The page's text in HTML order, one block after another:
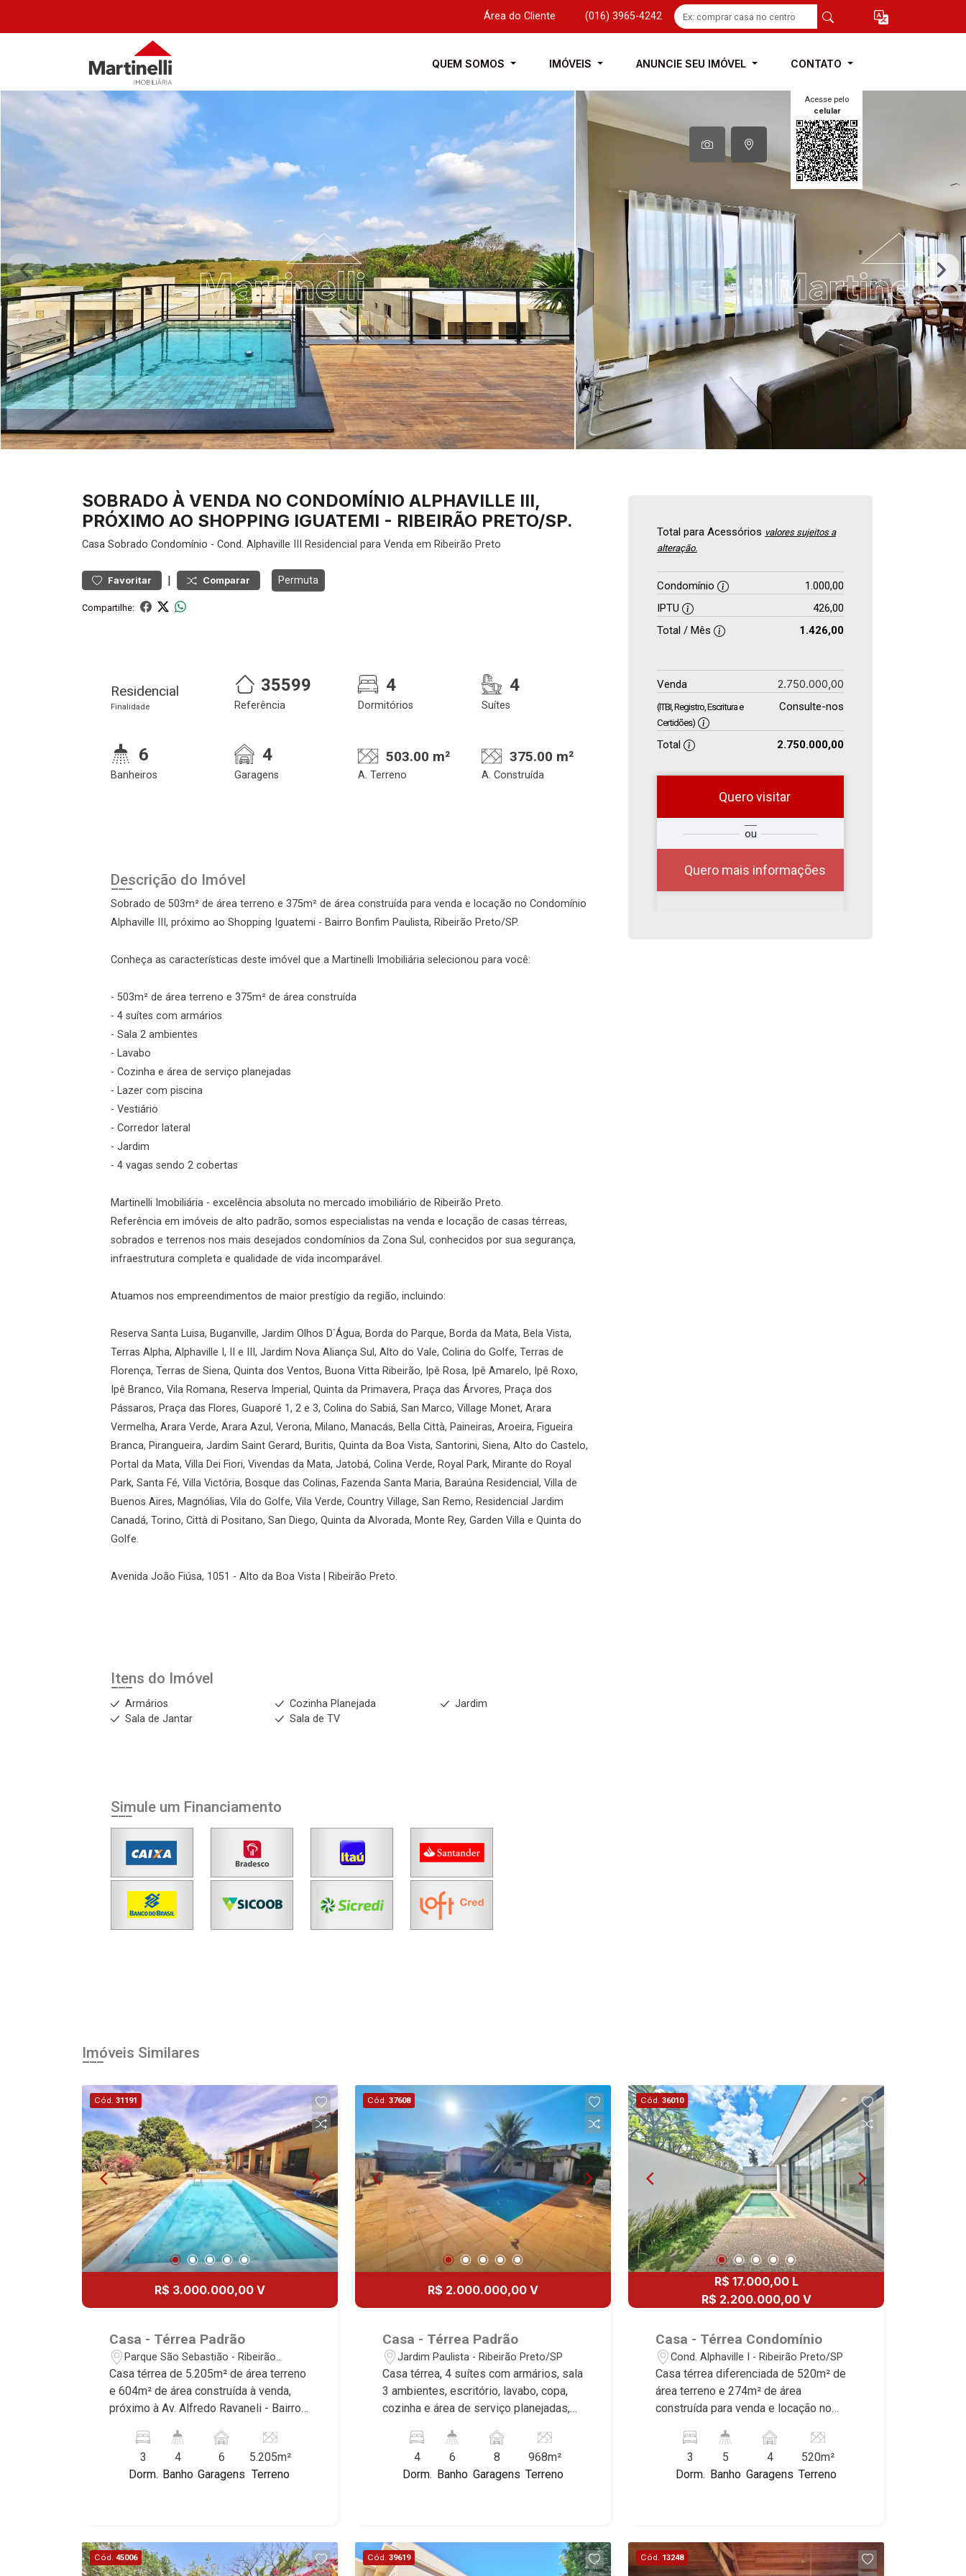
Área do Cliente (016) 3965-4242
QUEM SOMOS IMÓVEIS ANUNCIE SEU IMÓVEL CONTATO
Acesse pelo
celular
SOBRADO À VENDA NO CONDOMÍNIO ALPHAVILLE III,
PRÓXIMO AO SHOPPING IGUATEMI - RIBEIRÃO PRETO/SP.
Casa Sobrado Condomínio - Cond. Alphaville III Residencial para Venda em Ribeirão Preto
Favoritar | Comparar Permuta
Compartilhe:
Residencial
Finalidade
35599
Referência
4
Dormitórios
4
Suítes
6
Banheiros
4
Garagens
503.00 m²
A. Terreno
375.00 m²
A. Construída
Descrição do Imóvel
Sobrado de 503m² de área terreno e 375m² de área construída para venda e locação no Condomínio
Alphaville III, próximo ao Shopping Iguatemi - Bairro Bonfim Paulista, Ribeirão Preto/SP.
Conheça as características deste imóvel que a Martinelli Imobiliária selecionou para você:
- 503m² de área terreno e 375m² de área construída
- 4 suítes com armários
- Sala 2 ambientes
- Lavabo
- Cozinha e área de serviço planejadas
- Lazer com piscina
- Vestiário
- Corredor lateral
- Jardim
- 4 vagas sendo 2 cobertas
Martinelli Imobiliária - excelência absoluta no mercado imobiliário de Ribeirão Preto.
Referência em imóveis de alto padrão, somos especialistas na venda e locação de casas térreas,
sobrados e terrenos nos mais desejados condomínios da Zona Sul, conhecidos por sua segurança,
infraestrutura completa e qualidade de vida incomparável.
Atuamos nos empreendimentos de maior prestígio da região, incluindo:
Reserva Santa Luisa, Buganville, Jardim Olhos D`Água, Borda do Parque, Borda da Mata, Bela Vista,
Terras Alpha, Alphaville I, II e III, Jardim Nova Aliança Sul, Alto do Vale, Colina do Golfe, Terras de
Florença, Terras de Siena, Quinta dos Ventos, Buona Vitta Ribeirão, Ipê Rosa, Ipê Amarelo, Ipê Roxo,
Ipê Branco, Vila Romana, Reserva Imperial, Quinta da Primavera, Praça das Árvores, Praça dos
Pássaros, Praça das Flores, Guaporé 1, 2 e 3, Colina do Sabiá, San Marco, Village Monet, Arara
Vermelha, Arara Verde, Arara Azul, Verona, Milano, Manacás, Bella Città, Paineiras, Aroeira, Figueira
Branca, Pirangueira, Jardim Saint Gerard, Buritis, Quinta da Boa Vista, Santorini, Siena, Alto do Castelo,
Portal da Mata, Villa Dei Fiori, Vivendas da Mata, Jatobá, Colina Verde, Royal Park, Mirante do Royal
Park, Santa Fé, Villa Victória, Bosque das Colinas, Fazenda Santa Maria, Baraúna Residencial, Villa de
Buenos Aires, Magnólias, Vila do Golfe, Vila Verde, Country Village, San Remo, Residencial Jardim
Canadá, Torino, Città di Positano, San Diego, Quinta da Alvorada, Monte Rey, Garden Villa e Quinta do
Golfe.
Avenida João Fiúsa, 1051 - Alto da Boa Vista | Ribeirão Preto.
Itens do Imóvel
Armários Cozinha Planejada
Jardim
Sala de Jantar
Sala de TV
Simule um Financiamento
Total para Acessórios valores sujeitos a
alteração.
Condomínio
1.000,00
IPTU
426,00
Total / Mês
1.426,00
Venda 2.750.000,00
(ITBI, Registro, Escritura e
Certidões)
Consulte-nos
Total 2.750.000,00
Quero visitar
ou
Quero mais informações
Qual o melhor dia e
horário para você?
07/08/2026
Cadastre-se
Agendar Visita
Imóveis Similares
Cód. 31191
R$ 3.000.000,00 V
Casa - Térrea Padrão
Parque São Sebastião - Ribeirão
Preto/SP
Casa térrea de 5.205m² de área terreno
e 604m² de área construída à venda,
próximo à Av. Alfredo Ravaneli - Bairro
Preto/SP. Conheça as características
deste imóvel que a Martinelli
Imobiliária selecionou para você: -
e hidro - Sala 3 ambientes - Copa -
Cozinha e área de serviço planejadas -
3
Dorm.
4
Banho
6
Garagens
5.205m²
Terreno
Cód. 37608
R$ 2.000.000,00 V
Casa - Térrea Padrão
Jardim Paulista - Ribeirão Preto/SP
Casa térrea, 4 suítes com armários, sala
3 ambientes, escritório, lavabo, copa,
cozinha e área de serviço planejadas,
planejadas, edícula com 1 dormitório e
banheiro social, lazer com piscina,
quintal amplo, corredor lateral, jardim e
4
Dorm.
6
Banho
8
Garagens
968m²
Terreno
Cód. 36010
R$ 17.000,00 L
R$ 2.200.000,00 V
Casa - Térrea Condomínio
Cond. Alphaville I - Ribeirão Preto/SP
Casa térrea diferenciada de 520m² de
área terreno e 274m² de área
construída para venda e locação no
Ribeirão Shopping - Bairro Cond.
Alphaville I, Ribeirão Preto/SP. Conheça
as características deste imóvel que a
condicionado sendo 1 com closet e
hidro - Sala 2 ambientes - Escritório -
3
Dorm.
5
Banho
4
Garagens
520m²
Terreno
Cód. 45006 Cód. 39619 Cód. 13248